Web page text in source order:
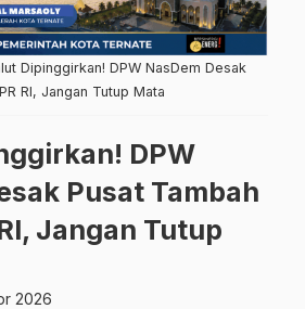
Dipinggirkan! DPW NasDem Desak
RI, Jangan Tutup Mata
DPW
Pusat Tambah
Jangan Tutup
2026